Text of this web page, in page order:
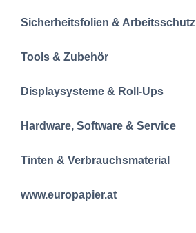
Sicherheitsfolien & Arbeitsschutz
Tools & Zubehör
Displaysysteme & Roll-Ups
Hardware, Software & Service
Tinten & Verbrauchsmaterial
www.europapier.at